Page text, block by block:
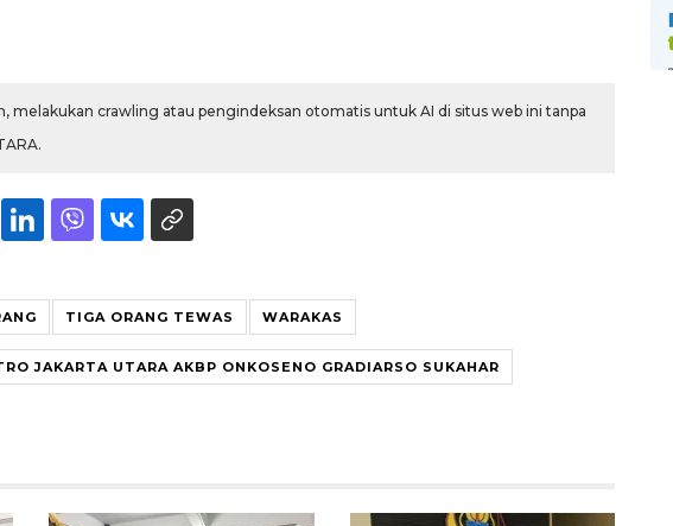
melakukan crawling atau pengindeksan otomatis untuk AI di situs web ini tanpa
TIGA ORANG TEWAS WARAKAS
JAKARTA UTARA AKBP ONKOSENO GRADIARSO SUKAHAR